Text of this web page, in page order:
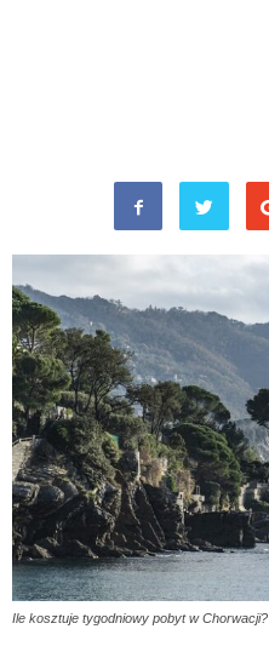
Ile kosztuje tygodniowy pobyt w Chorwacji?